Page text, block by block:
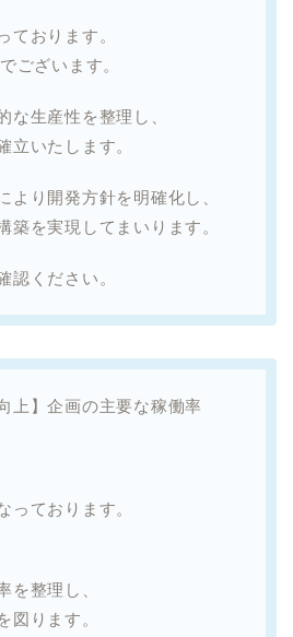
ております。
ざいます。
な生産性を整理し、
立いたします。
より開発方針を明確化し、
築を実現してまいります。
認ください。
上】企画の主要な稼働率
っております。
を整理し、
図ります。